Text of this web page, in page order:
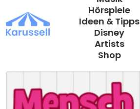
Inhalt
springen
Hörspiele
Ideen & Tipps
Disney
Artists
Shop